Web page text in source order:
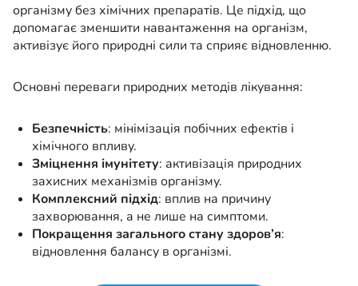
організму без хімічних препаратів. Це підхід, що
допомагає зменшити навантаження на організм,
активізує його природні сили та сприяє відновленню.
Основні переваги природних методів лікування:
Безпечність: мінімізація побічних ефектів і
хімічного впливу.
Зміцнення імунітету: активізація природних
захисних механізмів організму.
Комплексний підхід: вплив на причину
захворювання, а не лише на симптоми.
Покращення загального стану здоров’я:
відновлення балансу в організмі.